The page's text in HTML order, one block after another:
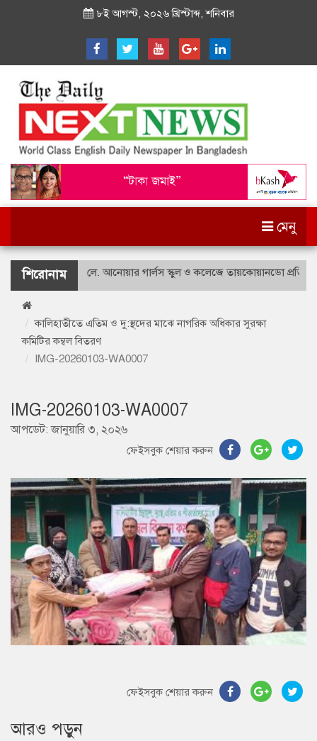
৮ই আগস্ট, ২০২৬ খ্রিস্টাব্দ, শনিবার
মেনু
শিরোনাম
শহীদ বীর উত্তম লে. আনোয়ার গার্লস স্কুল ও কলেজে তায়কোয়ানডো
কালিহাতীতে এতিম ও দু:স্থদের মাঝে নাগরিক অধিকার সুরক্ষা
কমিটির কম্বল বিতরণ
IMG-20260103-WA0007
IMG-20260103-WA0007
আপডেট: জানুয়ারি ৩, ২০২৬
ফেইসবুক শেয়ার করুন
ফেইসবুক শেয়ার করুন
আরও পড়ুন